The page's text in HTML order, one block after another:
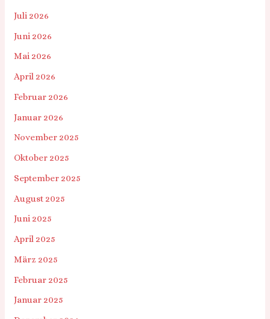
Juli 2026
Juni 2026
Mai 2026
April 2026
Februar 2026
Januar 2026
November 2025
Oktober 2025
September 2025
August 2025
Juni 2025
April 2025
März 2025
Februar 2025
Januar 2025